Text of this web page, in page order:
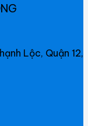
Lộc, Quận 12,